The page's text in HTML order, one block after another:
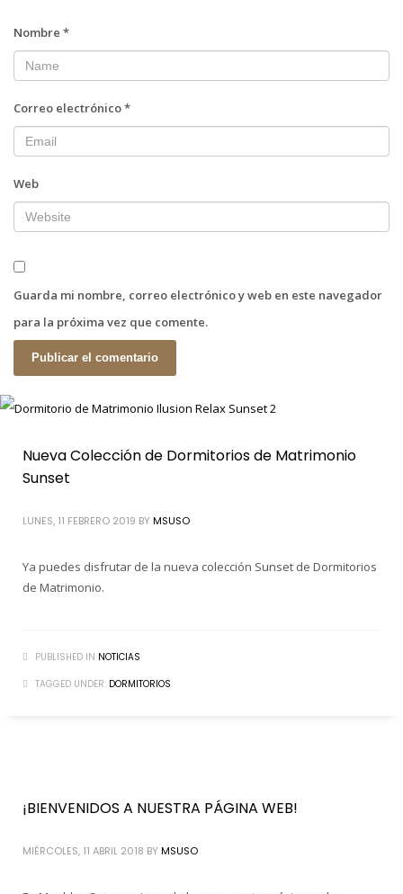
Nombre *
Correo electrónico*
Web
Guarda mi nombre, correo electrónico y web en este navegador
para la próxima vez que comente.
Nueva Colección de Dormitorios de Matrimonio
Sunset
LUNES, 11 FEBRERO 2019 BY MSUSO
Ya puedes disfrutar de la nueva colección Sunset de Dormitorios
de Matrimonio.
PUBLISHED IN NOTICIAS
TAGGED UNDER: DORMITORIOS
¡BIENVENIDOS A NUESTRA PÁGINA WEB!
MIÉRCOLES, 11 ABRIL 2018 BY MSUSO